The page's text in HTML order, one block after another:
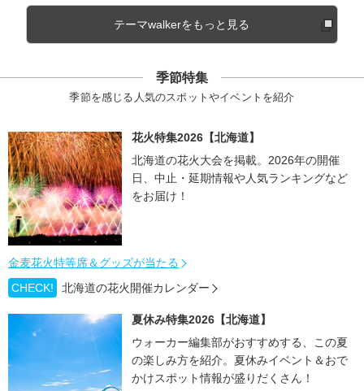
テーマwalkerをもっと見る
季節特集
季節を感じる人気のスポットやイベントを紹介
花火特集2026【北海道】
北海道の花火大会を掲載。2026年の開催
日、中止・延期情報や人気ランキングなど
をお届け！
金麦花火特等席＆グッズが当たる
CHECK!
北海道の花火開催カレンダー
夏休み特集2026【北海道】
ウォーカー編集部がおすすめする、この夏
の楽しみ方を紹介。夏休みイベント＆おで
かけスポット情報が盛りだくさん！